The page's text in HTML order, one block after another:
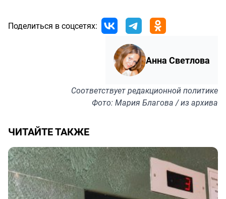
Поделиться в соцсетях:
Анна Светлова
Соответствуетредакционной политике
Фото: Мария Благова / из архива
ЧИТАЙТЕ ТАКЖЕ